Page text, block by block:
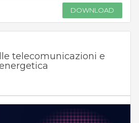
DOWNLOAD
telecomunicazioni e